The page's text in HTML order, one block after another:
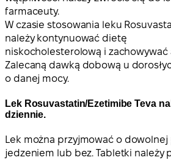
farmaceuty.
W czasie stosowania leku
należy kontynuować dietę
niskocholesterolową i zachowywać
Zalecaną dawką dobową u
o danej mocy.
Lek Rosuvastatin/Ezetimibe Teva
dziennie.
Lek można przyjmować o dowolnej
jedzeniem lub bez. Tabletki należy